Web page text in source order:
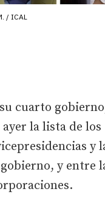
/ ICAL
cuarto
la lista de los
y
y entre